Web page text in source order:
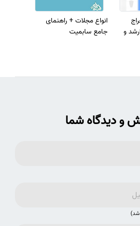
و
انواع مجلات + راهنمای
جامع سابمیت
و دیدگاه شما
شد)